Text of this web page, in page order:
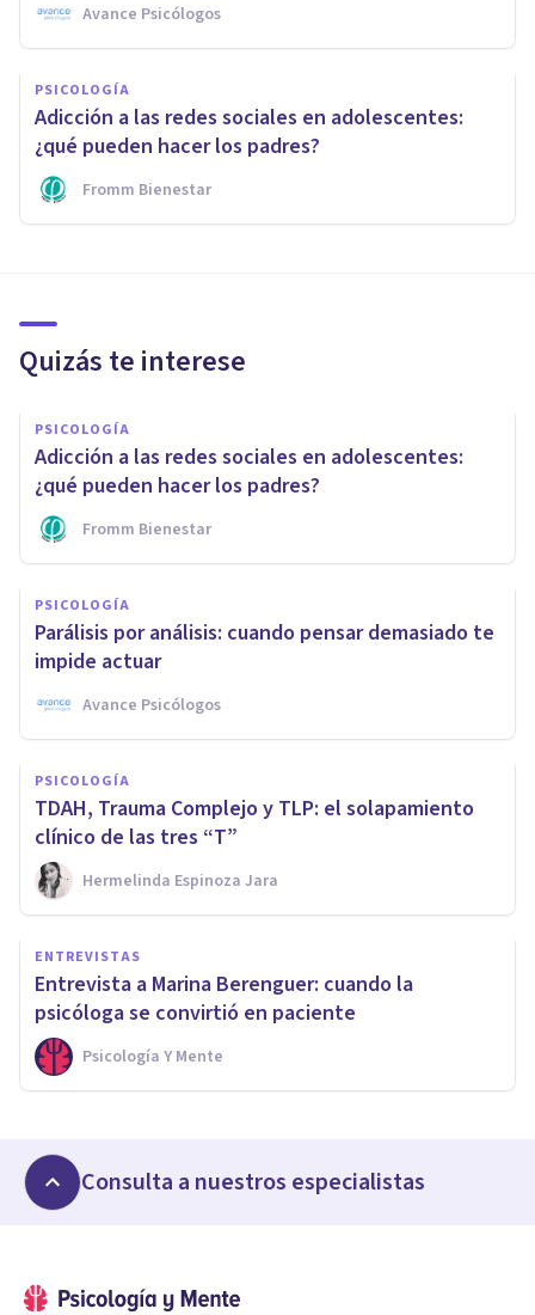
Avance Psicólogos
PSICOLOGÍA
Adicción a las redes sociales en adolescentes:
¿qué pueden hacer los padres?
Fromm Bienestar
Quizás te interese
PSICOLOGÍA
Adicción a las redes sociales en adolescentes:
¿qué pueden hacer los padres?
Fromm Bienestar
PSICOLOGÍA
Parálisis por análisis: cuando pensar demasiado te
impide actuar
Avance Psicólogos
PSICOLOGÍA
TDAH, Trauma Complejo y TLP: el solapamiento
clínico de las tres “T”
Hermelinda Espinoza Jara
ENTREVISTAS
Entrevista a Marina Berenguer: cuando la
psicóloga se convirtió en paciente
Psicología Y Mente
Consulta a nuestros especialistas